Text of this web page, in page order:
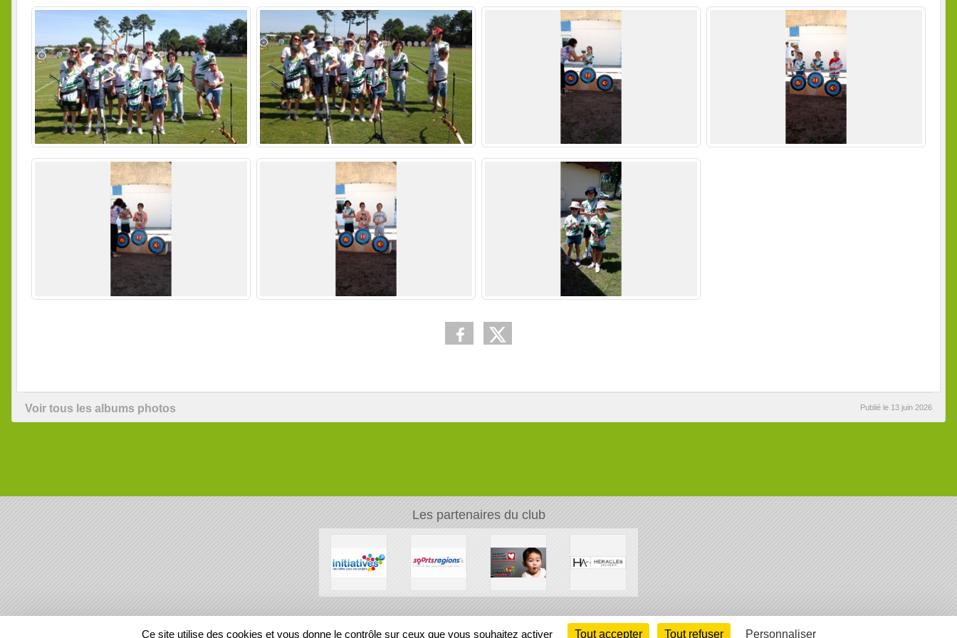
Voir tous les albums photos Publié le 13 juin 2026
Les partenaires du club
REGIONS Charte cookies Gestion des cookies
Ce site utilise des cookies et vous donne le contrôle sur ceux que vous souhaitez activer Tout accepter Tout refuser Personnaliser